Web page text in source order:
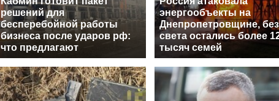
решений для
бесперебойной работы
бизнеса после ударов рф:
что предлагают
энергообъекты на
Днепропетровщине, без
света остались более
тысяч семей